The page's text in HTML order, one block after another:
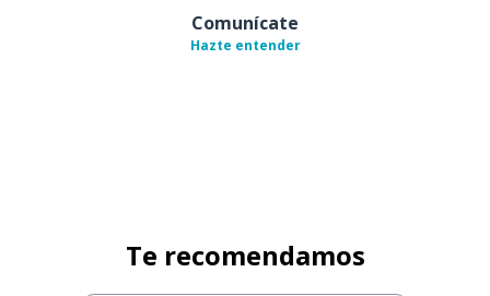
Comunícate
Hazte entender
Te recomendamos